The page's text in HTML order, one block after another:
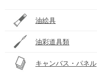
油絵具
油彩道具類
キャンバス・パネル